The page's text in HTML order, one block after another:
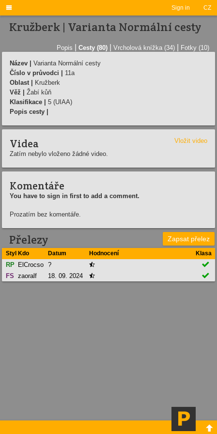
Sign in CZ

Kružberk | Varianta Normální cesty
Popis Cesty (80) Vrcholová knížka (34) Fotky (10)
Název |
Varianta Normální cesty
Číslo v průvodci |
11a
Oblast |
Kružberk
Věž |
Žabí kůň
Klasifikace |
5 (UIAA)
Popis cesty |
Videa
Vložit video
Zatím nebylo vloženo žádné video.
Komentáře
You have to sign in first to add a comment.
Prozatím bez komentáře.
Přelezy Zapsat přelez
Styl Kdo Datum Hodnocení Klasa
RP ElCrocso ? 

FS zaoralf 18. 09. 2024  
